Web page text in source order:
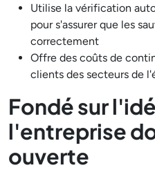
Utilise la vérification
pour s'assurer que les
correctement
Offre des coûts de
clients des secteurs de
Fondé sur
l'entreprise
ouverte